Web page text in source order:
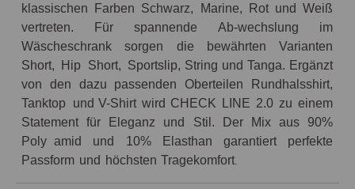
klassischen
Farben Schwarz, Marine, Rot und Weiß
vertreten.
Für spannende Ab-wechslung
im
Wäscheschrank
sorgen die bewährten
Varianten
Short,
Hip Short, Sportslip, String und Tanga. Ergänzt
von
den dazu passenden Oberteilen
Rundhalsshirt,
Tanktop und V-Shirt wird CHECK LINE 2.0 zu einem
Statement
für Eleganz und Stil. Der Mix aus
90%
Poly amid und 10% Elasthan garantiert
perfekte
Passform und höchsten Tragekomfort